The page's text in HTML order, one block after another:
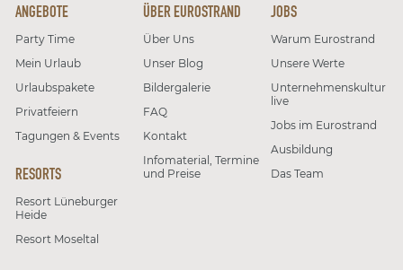
ANGEBOTE
Party Time
Mein Urlaub
Urlaubspakete
Privatfeiern
Tagungen & Events
RESORTS
Resort Lüneburger
Heide
Resort Moseltal
ÜBER EUROSTRAND
Über Uns
Unser Blog
Bildergalerie
FAQ
Kontakt
Infomaterial, Termine
und Preise
JOBS
Warum Eurostrand
Unsere Werte
Unternehmenskultur
live
Jobs im Eurostrand
Ausbildung
Das Team